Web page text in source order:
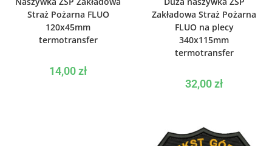
Straż Pożarna FLUO
120x45mm
termotransfer
14,00zł
Zakładowa Straż Pożarna
FLUO na plecy
340x115mm
termotransfer
32,00zł